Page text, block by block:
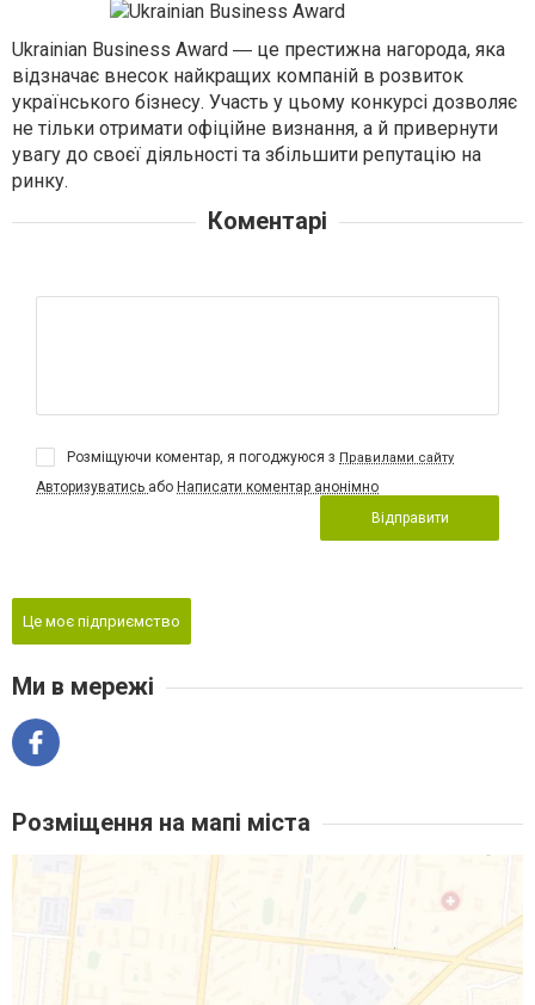
Ukrainian Business Award ― це престижна нагорода, яка
відзначає внесок найкращих компаній в розвиток
українського бізнесу. Участь у цьому конкурсі дозволяє
не тільки отримати офіційне визнання, а й привернути
увагу до своєї діяльності та збільшити репутацію на
ринку.
Коментарі
Розміщуючи коментар, я погоджуюся з Правилами сайту
Авторизуватись або Написати коментар анонімно
Відправити
Це моє підприємство
Ми в мережі
Розміщення на мапі міста